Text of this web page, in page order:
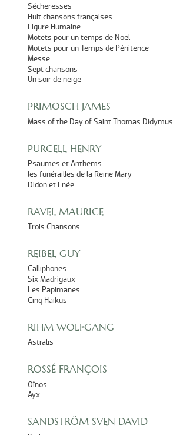
Sécheresses
Huit chansons françaises
Figure Humaine
Motets pour un temps de Noël
Motets pour un Temps de Pénitence
Messe
Sept chansons
Un soir de neige
PRIMOSCH JAMES
Mass of the Day of Saint Thomas Didymus
PURCELL HENRY
Psaumes et Anthems
les funérailles de la Reine Mary
Didon et Enée
RAVEL MAURICE
Trois Chansons
REIBEL GUY
Calliphones
Six Madrigaux
Les Papimanes
Cinq Haïkus
RIHM WOLFGANG
Astralis
ROSSÉ FRANÇOIS
Oînos
Ayx
SANDSTRÖM SVEN DAVID